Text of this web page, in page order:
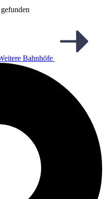
Bahnhöfe